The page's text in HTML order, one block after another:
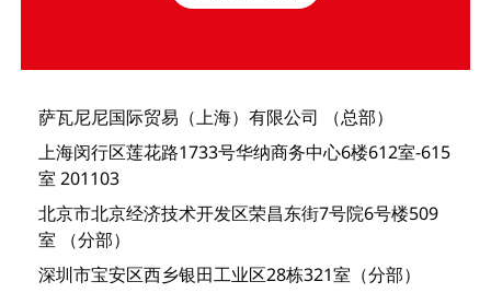
萨瓦尼尼国际贸易（上海）有限公司 （总部）
上海闵行区莲花路1733号华纳商务中心6楼612室-615
室 201103
北京市北京经济技术开发区荣昌东街7号院6号楼509
室 （分部）
深圳市宝安区西乡银田工业区28栋321室（分部）